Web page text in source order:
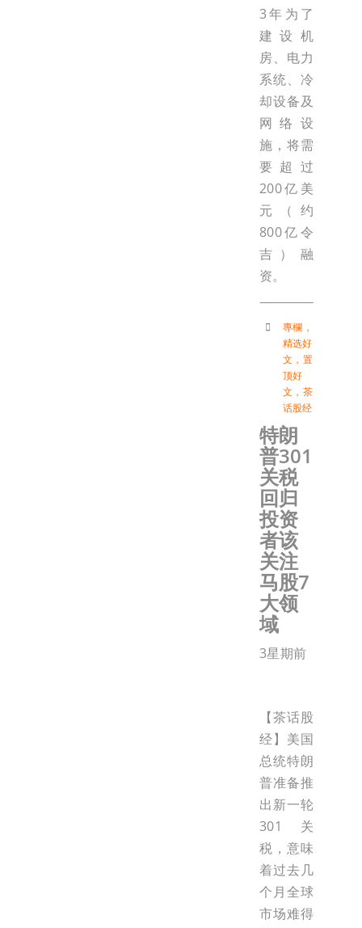
3年为了
建设机
房、电力
系统、冷
却设备及
网络设
施，将需
要超过
200亿美
元（约
800亿令
吉）融
资。
專欄 ，
精选好
文 ， 置
顶好
文 ， 茶
话股经
特朗
普301
关税
回归
投资
者该
关注
马股7
大领
域
3星期前
【茶话股
经】美国
总统特朗
普准备推
出新一轮
301关
税，意味
着过去几
个月全球
市场难得